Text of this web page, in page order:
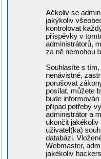
Ačkoliv se
jakýkoliv
kontrolovat
příspěvky v
administrátorů,
za ně nemohou
Souhlasíte s
nenávistné,
porušovat
posílat, můžete
bude
případ potřeby
administrátor a
ukončit
uživatel(ka)
databázi.
Webmaster,
jakékoliv